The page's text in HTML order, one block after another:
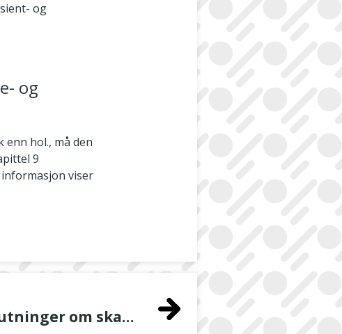
og
og
hol., må den
9
viser
2 Meldte beslutninger om skadeavvergende tiltak i nødssituasjoner